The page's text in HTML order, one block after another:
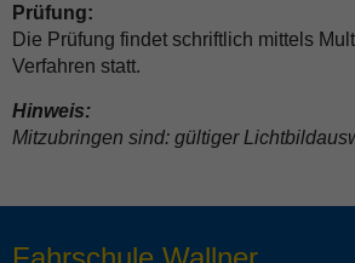
Prüfung:
Die Prüfung findet schriftlich mittels
Verfahren statt.
Hinweis:
Mitzubringen sind: gültiger